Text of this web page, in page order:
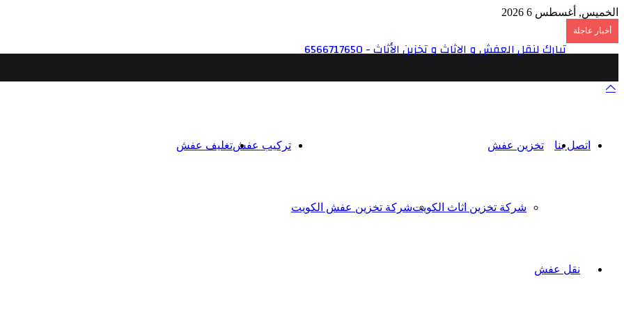
الخميس, أغسطس 6 2026
أخبار عاجلة
تبارك لنقل العفش و الاثاث و تخزين الأثاث - 6566717650
اتصل بنا
تخزين عفش
شركة تخزين اثاث الكويتشركة تخزين عفش الكويت
تركيب عفشتغليف عفش
نقل عفش